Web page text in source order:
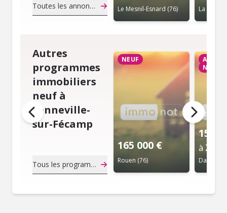
Toutes les annonces de notaireLe Mesnil-Esnard (76)
Autres
programmes
immobiliers
neuf à
Senneville-
sur-Fécamp
Tous les programmes immobiliers neuf
NEUF
165 000 €
Rouen (76)
NEUF
T2
155
à 254
Darnétal